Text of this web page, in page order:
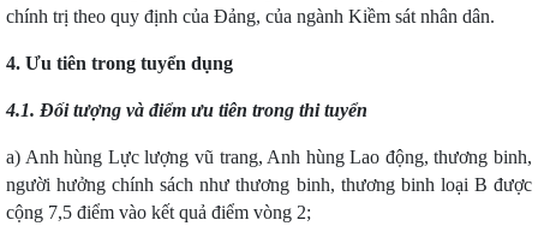
chính trị theo quy định của Đảng, của ngành Kiềm sát nhân dân.
4. Ưu tiên trong tuyển dụng
4.1. Đối tượng và điểm ưu tiên trong thi tuyển
a) Anh hùng Lực lượng vũ trang, Anh hùng Lao động, thương binh,
người hưởng chính sách như thương binh, thương binh loại B được
cộng 7,5 điểm vào kết quả điểm vòng 2;